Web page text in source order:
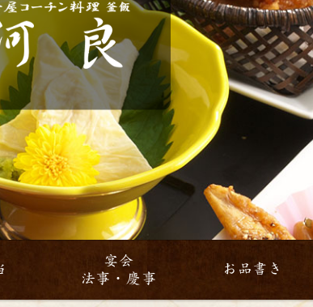
宴会
法事・慶事
お品書き